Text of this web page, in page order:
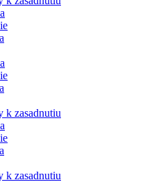
k zasadnutiu
k zasadnutiu